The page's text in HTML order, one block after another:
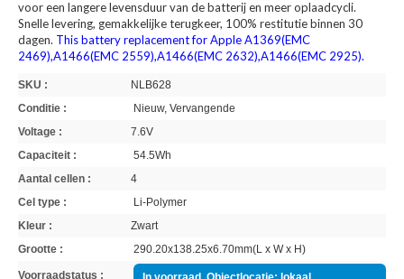
voor een langere levensduur van de batterij en meer oplaadcycli.
Snelle levering, gemakkelijke terugkeer, 100% restitutie binnen 30
dagen. This battery replacement for Apple A1369(EMC
2469),A1466(EMC 2559),A1466(EMC 2632),A1466(EMC 2925).
SKU :
NLB628
Conditie :
Nieuw, Vervangende
Voltage :
7.6V
Capaciteit :
54.5Wh
Aantal cellen :
4
Cel type :
Li-Polymer
Kleur :
Zwart
Grootte :
290.20x138.25x6.70mm(L x W x H)
Voorraadstatus :